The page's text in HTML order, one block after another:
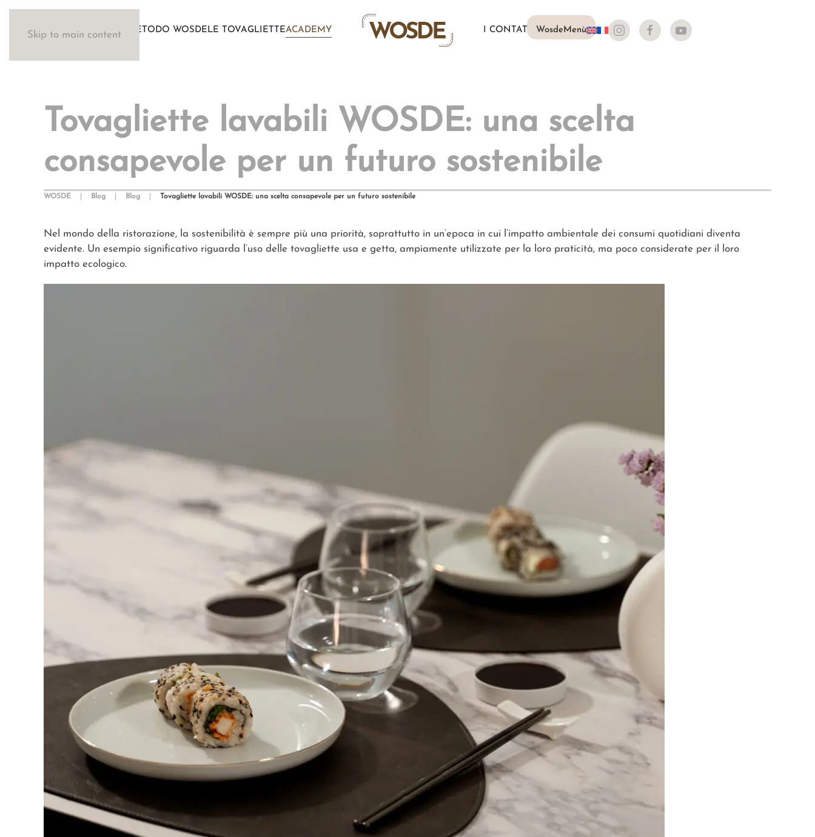
Skip to main contentIL METODO WOSDELE TOVAGLIETTEACADEMY I CONTATTI WosdeMenù
Tovagliette lavabili WOSDE: una scelta
consapevole per un futuro sostenibile
WOSDE Blog Blog Tovagliette lavabili WOSDE: una scelta consapevole per un futuro sostenibile
Nel mondo della ristorazione, la sostenibilità è sempre più una priorità, soprattutto in un’epoca in cui l’impatto ambientale dei consumi quotidiani diventa
evidente. Un esempio significativo riguarda l’uso delle tovagliette usa e getta, ampiamente utilizzate per la loro praticità, ma poco considerate per il loro
impatto ecologico.